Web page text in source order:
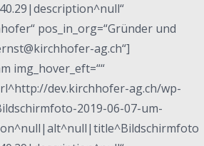
pos_in_org=“Gründer und
ag.ch“]
img_hover_eft=““
dev.kirchhofer-ag.ch/wp-
2019-06-07-um-